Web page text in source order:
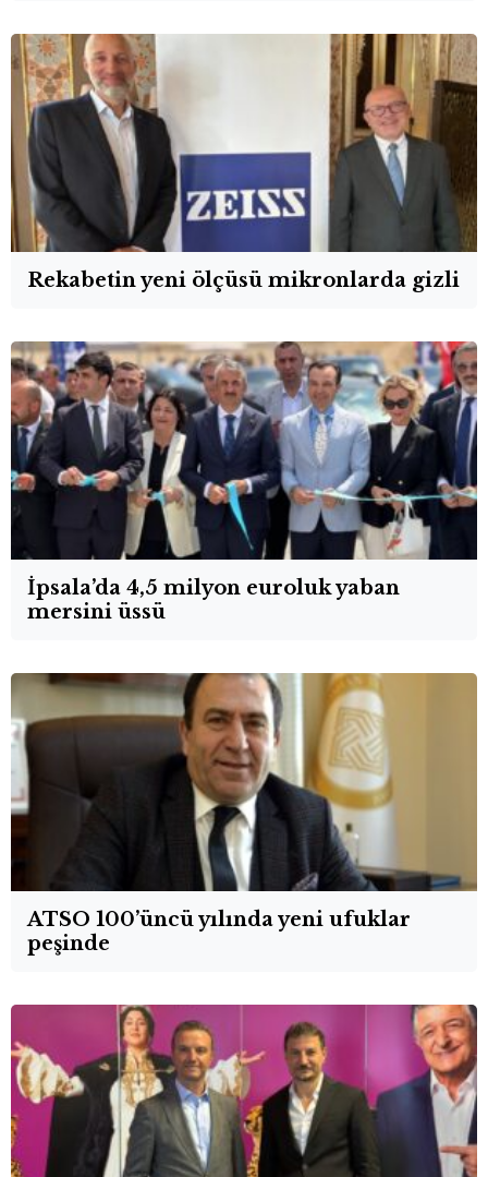
Rekabetin yeni ölçüsü mikronlarda gizli
İpsala’da 4,5 milyon euroluk yaban
mersini üssü
ATSO 100’üncü yılında yeni ufuklar
peşinde